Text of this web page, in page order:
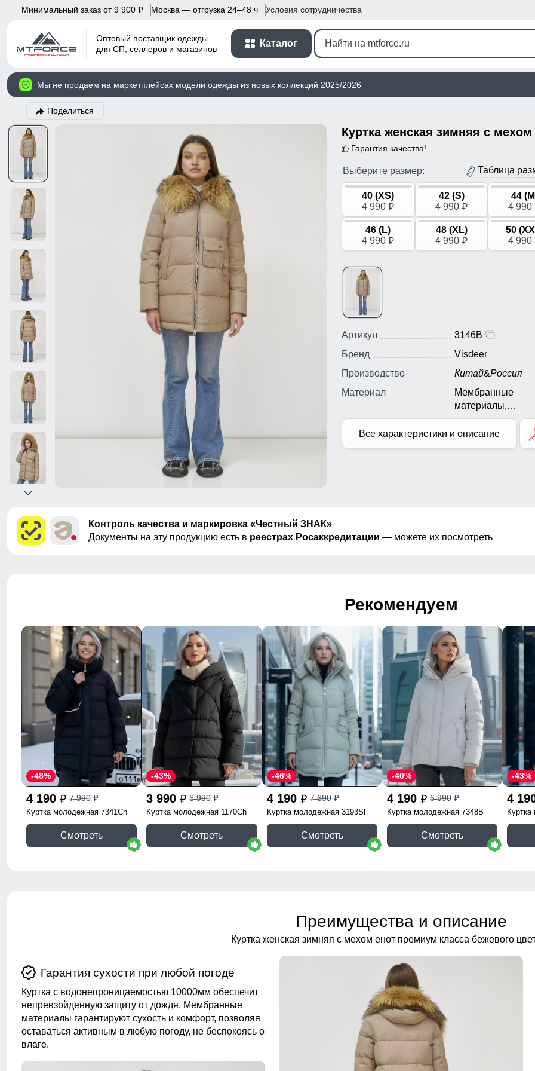
Минимальный заказ от 9 900 p Москва — отгрузка 24–48 ч Условия сотрудничества
Оптовый поставщик одежды
для СП, селлеров и магазинов
Каталог
Мы не продаем на маркетплейсах модели одежды из новых коллекций 2025/2026
Поделиться
Гарантия качества!
Выберите размер: Таблица
40 (XS)
4 990 p
42 (S)
4 990 p
44
4 990
46 (L)
4 990 p
48 (XL)
4 990 p
50
4 990
Артикул
3146B
Бренд
Visdeer
Производство
Китай&Россия
Материал
Мембранные
материалы,
Натуральные
материалы,
Плащевка,
Все характеристики и описание
Контроль качества и маркировка «Честный ЗНАК»
Документы на эту продукцию есть в реестрах Росаккредитации — можете их посмотреть
Рекомендуем
4 190 p 7 990p
-48%
Куртка молодежная 7341Ch
Смотреть
3 990 p 6 990p
-43%
Куртка молодежная 1170Ch
Смотреть
4 190 p 7 690p
-46%
Куртка молодежная 3193Sl
Смотреть
4 190 p 6 990p
-40%
Куртка молодежная 7348B
Смотреть
4
-43%
Преимущества и описание
Куртка женская зимняя с мехом енот премиум класса бежевого
Гарантия сухости при любой погоде
Куртка с водонепроницаемостью 10000мм обеспечит
непревзойденную защиту от дождя. Мембранные
материалы гарантируют сухость и комфорт, позволяя
оставаться активным в любую погоду, не беспокоясь о
влаге.